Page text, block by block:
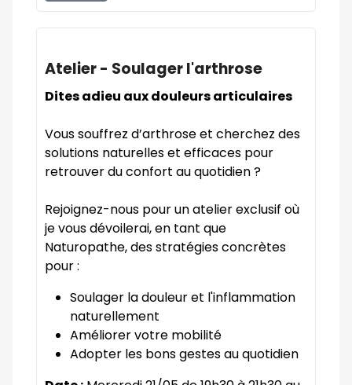
Atelier - Soulager l'arthrose
Dites adieu aux douleurs articulaires
Vous souffrez d’arthrose et cherchez des
solutions naturelles et efficaces pour
retrouver du confort au quotidien ?
Rejoignez-nous pour un atelier exclusif où
je vous dévoilerai, en tant que
Naturopathe, des stratégies concrètes
pour :
Soulager la douleur et l'inflammation
naturellement
Améliorer votre mobilité
Adopter les bons gestes au quotidien